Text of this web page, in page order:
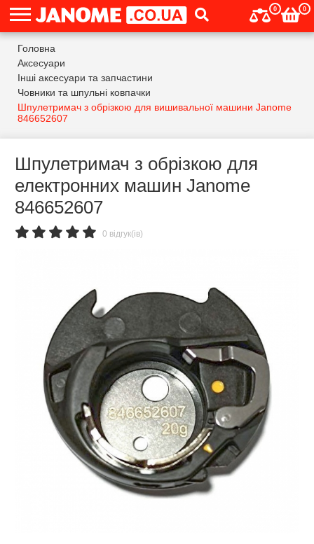
0 0
Головна
Аксесуари
Інші аксесуари та запчастини
Човники та шпульні ковпачки
Шпулетримач з обрізкою для вишивальної машини Janome
846652607
Шпулетримач з обрізкою для
електронних машин Janome
846652607
0 відгук(ів)